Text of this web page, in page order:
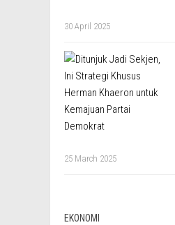
30 April 2025
25 March 2025
EKONOMI